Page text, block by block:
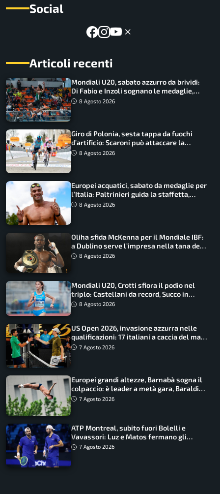
Social
Articoli recenti
Mondiali U20, sabato azzurro da brividi:
Di Fabio e Inzoli sognano le medaglie,
Castellani e Succo in finale
8 Agosto 2026
Giro di Polonia, sesta tappa da fuochi
d’artificio: Scaroni può attaccare la
maglia di Lemmen
8 Agosto 2026
Europei acquatici, sabato da medaglie per
l’Italia: Paltrinieri guida la staffetta,
Barnabà sogna l’oro dalle grandi altezze
8 Agosto 2026
Oliha sfida McKenna per il Mondiale IBF:
a Dublino serve l’impresa nella tana del
lupo8 Agosto 2026
Mondiali U20, Crotti sfiora il podio nel
triplo: Castellani da record, Succo in
finale
8 Agosto 2026
US Open 2026, invasione azzurra nelle
qualificazioni: 17 italiani a caccia del main
draw7 Agosto 2026
Europei grandi altezze, Barnabà sogna il
colpaccio: è leader a metà gara, Baraldi
ancora in corsa
7 Agosto 2026
ATP Montreal, subito fuori Bolelli e
Vavassori: Luz e Matos fermano gli
azzurri
7 Agosto 2026